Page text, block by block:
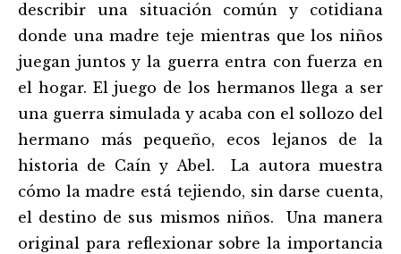
describir una situación común y cotidiana
donde una madre teje mientras que los niños
juegan juntos y la guerra entra con fuerza en
el hogar. El juego de los hermanos llega a ser
una guerra simulada y acaba con el sollozo del
hermano más pequeño, ecos lejanos de la
historia de Caín y Abel. La autora muestra
cómo la madre está tejiendo, sin darse cuenta,
el destino de sus mismos niños. Una manera
original para reflexionar sobre la importancia